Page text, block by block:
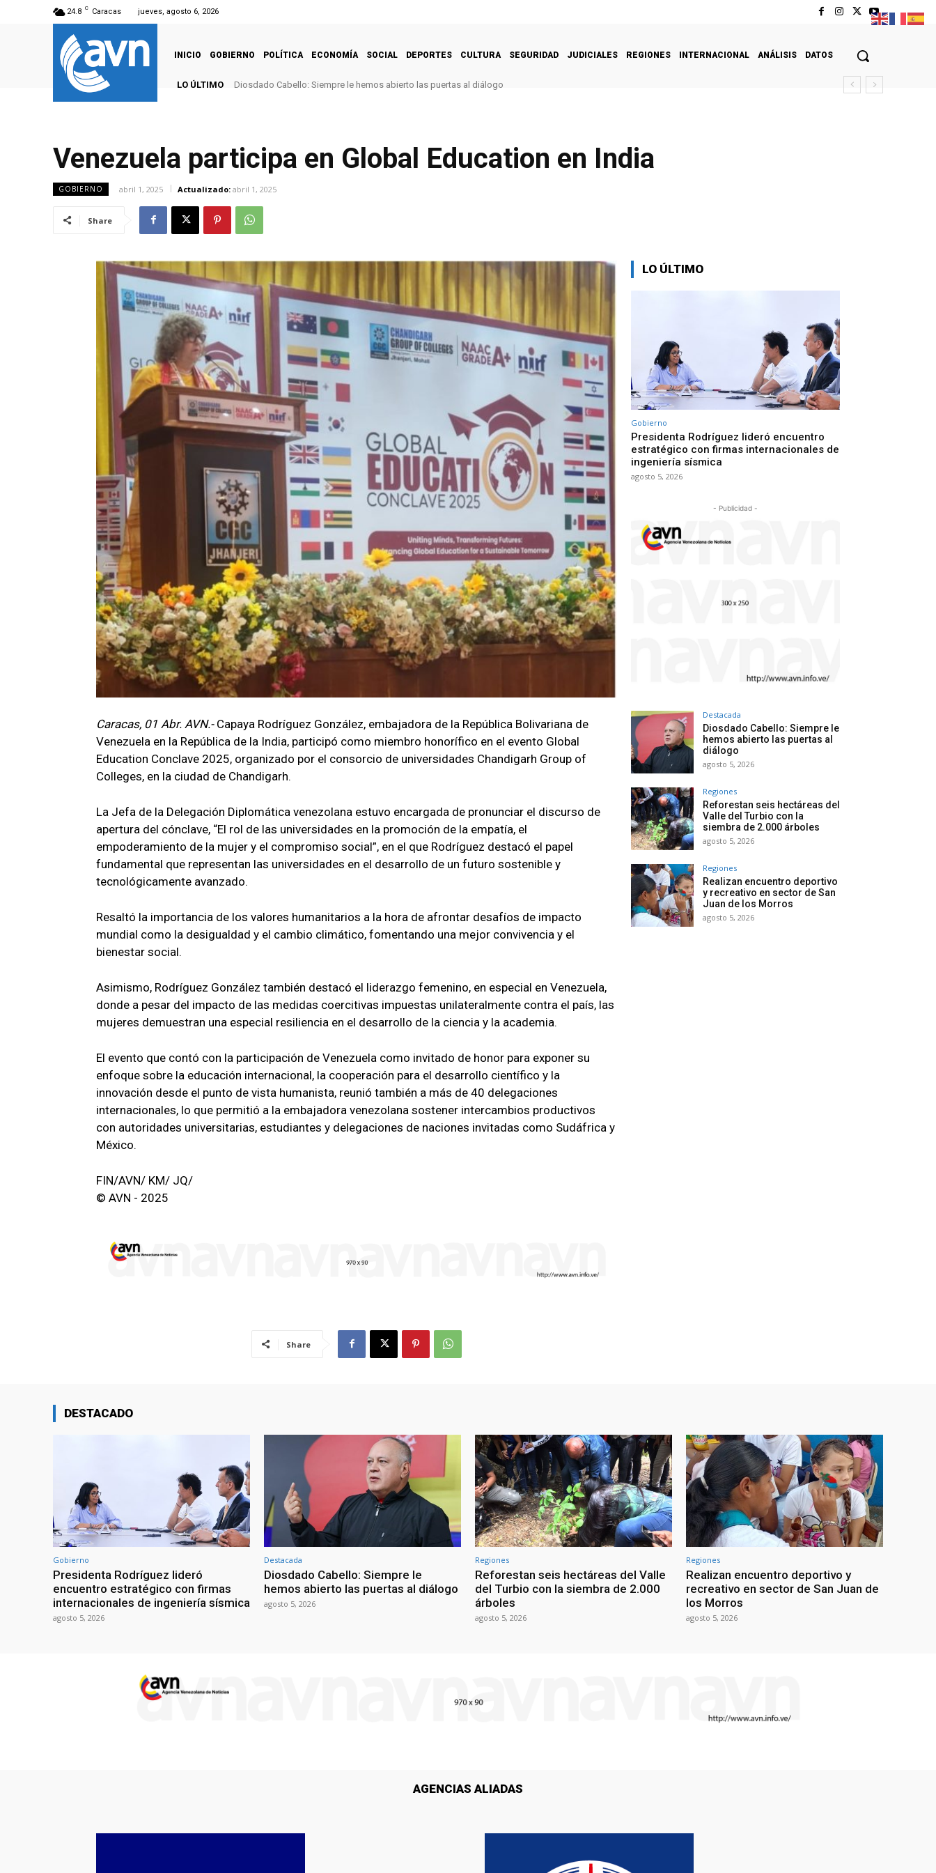
24.8 C Caracas jueves, agosto 6, 2026
INICIO GOBIERNO POLÍTICA ECONOMÍA SOCIAL DEPORTES CULTURA SEGURIDAD JUDICIALES REGIONES INTERNACIONAL ANÁLISIS DATOS
LO ÚLTIMO Diosdado Cabello: Siempre le hemos abierto las puertas al diálogo
Venezuela participa en Global Education en India
GOBIERNO abril 1, 2025 Actualizado: abril 1, 2025
Share
Caracas, 01 Abr. AVN.-Capaya Rodríguez González, embajadora de la República Bolivariana de
Venezuela en la República de la India, participó como miembro honorífico en el evento Global
Education Conclave 2025, organizado por el consorcio de universidades Chandigarh Group of
Colleges, en la ciudad de Chandigarh.
La Jefa de la Delegación Diplomática venezolana estuvo encargada de pronunciar el discurso de
apertura del cónclave, “El rol de las universidades en la promoción de la empatía, el
empoderamiento de la mujer y el compromiso social”, en el que Rodríguez destacó el papel
fundamental que representan las universidades en el desarrollo de un futuro sostenible y
tecnológicamente avanzado.
Resaltó la importancia de los valores humanitarios a la hora de afrontar desafíos de impacto
mundial como la desigualdad y el cambio climático, fomentando una mejor convivencia y el
bienestar social.
Asimismo, Rodríguez González también destacó el liderazgo femenino, en especial en Venezuela,
donde a pesar del impacto de las medidas coercitivas impuestas unilateralmente contra el país, las
mujeres demuestran una especial resiliencia en el desarrollo de la ciencia y la academia.
El evento que contó con la participación de Venezuela como invitado de honor para exponer su
enfoque sobre la educación internacional, la cooperación para el desarrollo científico y la
innovación desde el punto de vista humanista, reunió también a más de 40 delegaciones
internacionales, lo que permitió a la embajadora venezolana sostener intercambios productivos
con autoridades universitarias, estudiantes y delegaciones de naciones invitadas como Sudáfrica y
México.
FIN/AVN/ KM/ JQ/
© AVN - 2025
Share
LO ÚLTIMO
Gobierno
Presidenta Rodríguez lideró encuentro
estratégico con firmas internacionales de
ingeniería sísmica
agosto 5, 2026
- Publicidad -
Destacada
Diosdado Cabello: Siempre le
hemos abierto las puertas al
diálogo
agosto 5, 2026
Regiones
Reforestan seis hectáreas del
Valle del Turbio con la
siembra de 2.000 árboles
agosto 5, 2026
Regiones
Realizan encuentro deportivo
y recreativo en sector de San
Juan de los Morros
agosto 5, 2026
DESTACADO
Gobierno
Presidenta Rodríguez lideró
encuentro estratégico con firmas
internacionales de ingeniería sísmica
agosto 5, 2026
Destacada
Diosdado Cabello: Siempre le
hemos abierto las puertas al diálogo
agosto 5, 2026
Regiones
Reforestan seis hectáreas del Valle
del Turbio con la siembra de 2.000
árboles
agosto 5, 2026
Regiones
Realizan encuentro deportivo y
recreativo en sector de San Juan de
los Morros
agosto 5, 2026
AGENCIAS ALIADAS